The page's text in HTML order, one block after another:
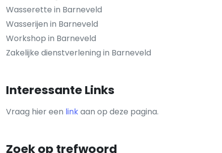
Wasserette in Barneveld
Wasserijen in Barneveld
Workshop in Barneveld
Zakelijke dienstverlening in Barneveld
Interessante Links
Vraag hier een linkaan op deze pagina.
Zoek op trefwoord